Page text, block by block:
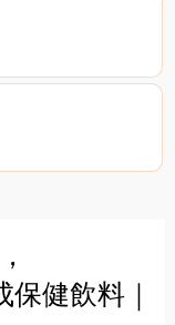
保健飲料｜